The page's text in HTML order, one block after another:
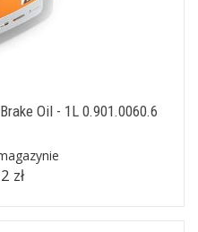
Oil - 1L 0.901.0060.6
zł